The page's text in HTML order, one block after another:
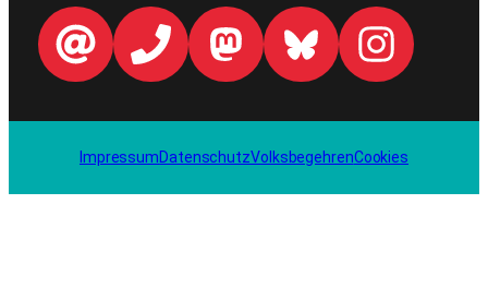
ImpressumDatenschutzVolksbegehrenCookies